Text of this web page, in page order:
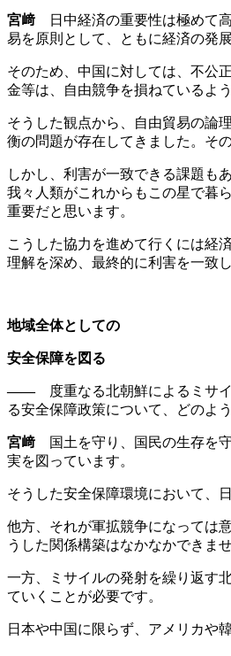
宮﨑 日中経済の重要性は極めて
易を原則として、ともに経済の発
そのため、中国に対しては、不公
金等は、自由競争を損ねているよ
そうした観点から、自由貿易の論
衡の問題が存在してきました。そ
しかし、利害が一致できる課題も
我々人類がこれからもこの星で暮
重要だと思います。
こうした協力を進めて行くには経
理解を深め、最終的に利害を一致
地域全体としての
安全保障を図る
――度重なる北朝鮮によるミサイ
る安全保障政策について、どのよ
宮﨑 国土を守り、国民の生存を
実を図っています。
そうした安全保障環境において、
他方、それが軍拡競争になっては
うした関係構築はなかなかできま
一方、ミサイルの発射を繰り返す
ていくことが必要です。
日本や中国に限らず、アメリカや